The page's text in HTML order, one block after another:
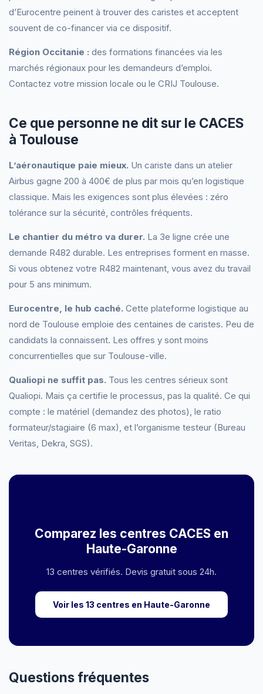
d’Eurocentre peinent à trouver des caristes et acceptent
souvent de co-financer via ce dispositif.
Région Occitanie : des formations financées via les
marchés régionaux pour les demandeurs d’emploi.
Contactez votre mission locale ou le CRIJ Toulouse.
Ce que personne ne dit sur le CACES
à Toulouse
L’aéronautique paie mieux. Un cariste dans un atelier
Airbus gagne 200 à 400€ de plus par mois qu’en logistique
classique. Mais les exigences sont plus élevées : zéro
tolérance sur la sécurité, contrôles fréquents.
Le chantier du métro va durer. La 3e ligne crée une
demande R482 durable. Les entreprises forment en masse.
Si vous obtenez votre R482 maintenant, vous avez du travail
pour 5 ans minimum.
Eurocentre, le hub caché. Cette plateforme logistique au
nord de Toulouse emploie des centaines de caristes. Peu de
candidats la connaissent. Les offres y sont moins
concurrentielles que sur Toulouse-ville.
Qualiopi ne suffit pas. Tous les centres sérieux sont
Qualiopi. Mais ça certifie le processus, pas la qualité. Ce qui
compte : le matériel (demandez des photos), le ratio
formateur/stagiaire (6 max), et l’organisme testeur (Bureau
Veritas, Dekra, SGS).
Comparez les centres CACES en
Haute-Garonne
13 centres vérifiés. Devis gratuit sous 24h.
Voir les 13 centres en Haute-Garonne
Questions fréquentes